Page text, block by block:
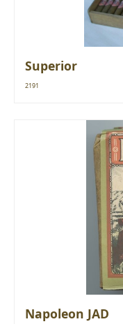
Superior
2191
Napoleon JAD